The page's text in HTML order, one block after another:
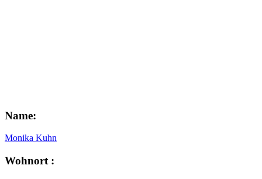
Name:
Monika Kuhn
Wohnort :